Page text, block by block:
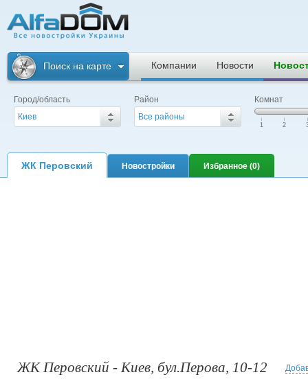
новостройки
Украины
Поиск на карте Компании Новости
Город/область
Киев
Район
Все районы
Комнат
|
1
|
2
|
ЖК Перовский Новостройки Избранное (0)
ЖК Перовский - Киев, бул.Перова, 10-12